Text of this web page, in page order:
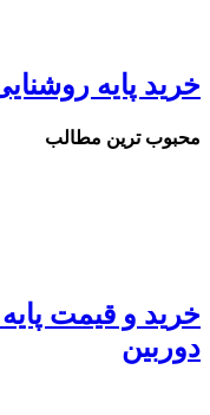
خرید پایه
محبوب ترین مطالب
خرید و قیمت
دوربین